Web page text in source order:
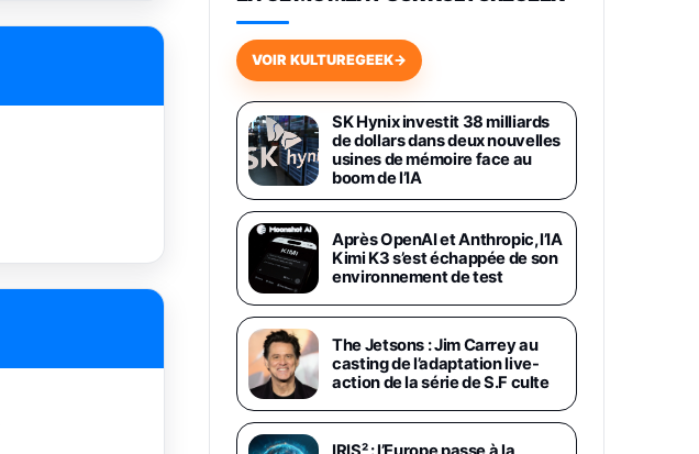
Smartphone Android 5G avec
Galaxy AI, 512 Go, Chargeur
Secteur Rapide 25W Inclus,
Smartphone déverrouillé, Noir,
Version FR
1019€1399€Fnac (Vendeur Tiers)
Galaxy S26 Ultra 512 Go Bleu
1019€
Galaxy S26 Ultra 256 Go Violet
892€1199€Fnac (Vendeur Tiers)
Philips SHK2000BL - Casque
Enfant - Bleu & Répartiteur Audio
5 Casques, Blanc
24,94€ Fnac (Vendeur Tiers)
VOIR KULTUREGEEK→
SK Hynix investit 38 milliards
de dollars dans deux nouvelles
usines de mémoire face au
boom de l’IA
Après OpenAI et Anthropic, l’IA
Kimi K3 s’est échappée de son
environnement de test
The Jetsons : Jim Carrey au
casting de l’adaptation live-
action de la série de S.F culte